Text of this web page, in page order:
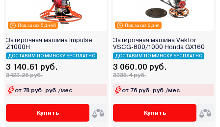
Под заказ 5 дней
Затирочная машина Impulse
Z1000H
ДОСТАВИМ ПО МИНСКУ БЕСПЛАТНО
3 140.61 руб.
3423.26 руб.
от 78 руб. руб./мес.
Купить
Под заказ 3 дня
Затирочная машина Vektor
VSCG-800/1000 Honda GX160
ДОСТАВИМ ПО МИНСКУ БЕСПЛАТНО
3 060.00 руб.
3335.4 руб.
от 76 руб. руб./мес.
Купить